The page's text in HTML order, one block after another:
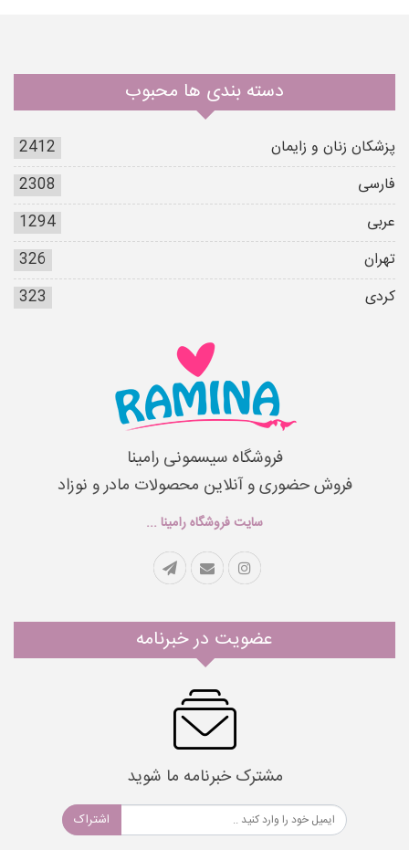
دسته بندی ها محبوب
پزشکان زنان و زایمان
2412
فارسی
2308
عربی
1294
تهران
326
کردی
323
فروشگاه سیسمونی رامینا
فروش حضوری و آنلاین محصولات مادر و نوزاد
سایت فروشگاه رامینا ...
عضویت در خبرنامه
مشترک خبرنامه ما شوید
اشتراک